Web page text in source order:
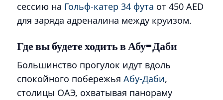
сессию на Гольф-катер 34 фута от 450 AED
для заряда адреналина между круизом.
Где вы будете ходить в Абу-Даби
Большинство прогулок идут вдоль
спокойного побережья Абу-Даби,
столицы ОАЭ, охватывая панораму